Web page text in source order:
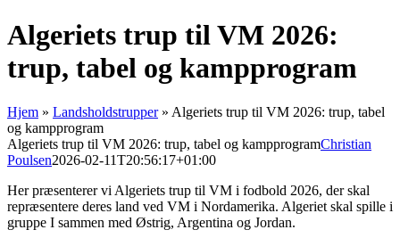
Algeriets trup til VM 2026:
trup, tabel og kampprogram
Hjem » Landsholdstrupper» Algeriets trup til VM 2026: trup, tabel
og kampprogram
Algeriets trup til VM 2026: trup, tabel og kampprogramChristian
Poulsen2026-02-11T20:56:17+01:00
Her præsenterer vi Algeriets trup til VM i fodbold 2026, der skal
repræsentere deres land ved VM i Nordamerika. Algeriet skal spille i
gruppe I sammen med Østrig, Argentina og Jordan.